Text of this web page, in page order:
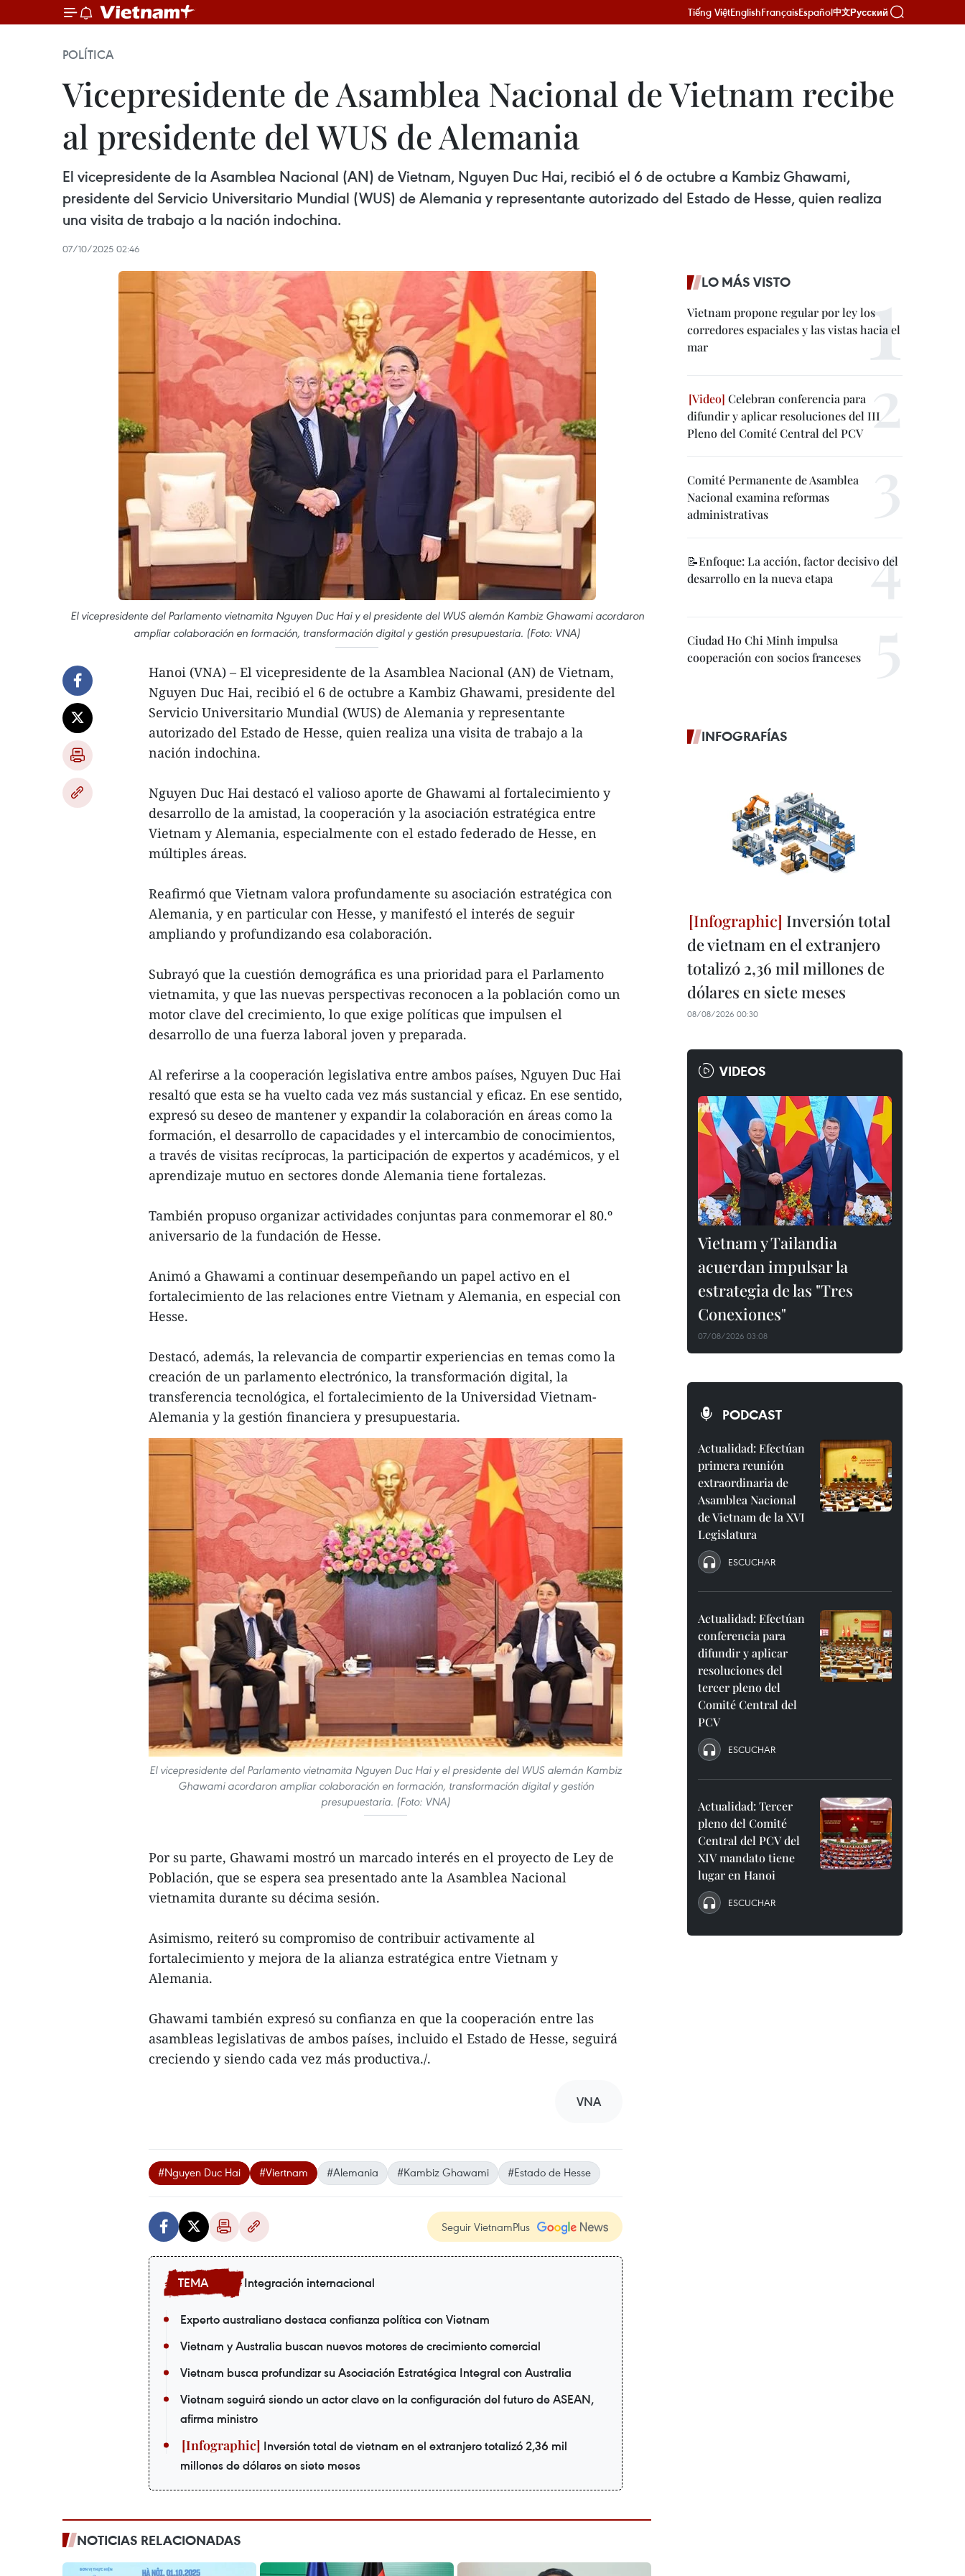
Tiếng ViệtEnglishFrançaisEspañol中文Русский
POLÍTICA
Vicepresidente de Asamblea Nacional de Vietnam recibe
al presidente del WUS de Alemania
El vicepresidente de la Asamblea Nacional (AN) de Vietnam, Nguyen Duc Hai, recibió el 6 de octubre a Kambiz Ghawami,
presidente del Servicio Universitario Mundial (WUS) de Alemania y representante autorizado del Estado de Hesse, quien realiza
una visita de trabajo a la nación indochina.
07/10/2025 02:46
El vicepresidente del Parlamento vietnamita Nguyen Duc Hai y el presidente del WUS alemán Kambiz Ghawami acordaron
ampliar colaboración en formación, transformación digital y gestión presupuestaria. (Foto: VNA)
Hanoi (VNA) – El vicepresidente de la Asamblea Nacional (AN) de Vietnam,
Nguyen Duc Hai, recibió el 6 de octubre a Kambiz Ghawami, presidente del
Servicio Universitario Mundial (WUS) de Alemania y representante
autorizado del Estado de Hesse, quien realiza una visita de trabajo a la
nación indochina.
Nguyen Duc Hai destacó el valioso aporte de Ghawami al fortalecimiento y
desarrollo de la amistad, la cooperación y la asociación estratégica entre
Vietnam y Alemania, especialmente con el estado federado de Hesse, en
múltiples áreas.
Reafirmó que Vietnam valora profundamente su asociación estratégica con
Alemania, y en particular con Hesse, y manifestó el interés de seguir
ampliando y profundizando esa colaboración.
Subrayó que la cuestión demográfica es una prioridad para el Parlamento
vietnamita, y que las nuevas perspectivas reconocen a la población como un
motor clave del crecimiento, lo que exige políticas que impulsen el
desarrollo de una fuerza laboral joven y preparada.
Al referirse a la cooperación legislativa entre ambos países, Nguyen Duc Hai
resaltó que esta se ha vuelto cada vez más sustancial y eficaz. En ese sentido,
expresó su deseo de mantener y expandir la colaboración en áreas como la
formación, el desarrollo de capacidades y el intercambio de conocimientos,
a través de visitas recíprocas, la participación de expertos y académicos, y el
aprendizaje mutuo en sectores donde Alemania tiene fortalezas.
También propuso organizar actividades conjuntas para conmemorar el 80.º
aniversario de la fundación de Hesse.
Animó a Ghawami a continuar desempeñando un papel activo en el
fortalecimiento de las relaciones entre Vietnam y Alemania, en especial con
Hesse.
Destacó, además, la relevancia de compartir experiencias en temas como la
creación de un parlamento electrónico, la transformación digital, la
transferencia tecnológica, el fortalecimiento de la Universidad Vietnam-
Alemania y la gestión financiera y presupuestaria.
El vicepresidente del Parlamento vietnamita Nguyen Duc Hai y el presidente del WUS alemán Kambiz
Ghawami acordaron ampliar colaboración en formación, transformación digital y gestión
presupuestaria. (Foto: VNA)
Por su parte, Ghawami mostró un marcado interés en el proyecto de Ley de
Población, que se espera sea presentado ante la Asamblea Nacional
vietnamita durante su décima sesión.
Asimismo, reiteró su compromiso de contribuir activamente al
fortalecimiento y mejora de la alianza estratégica entre Vietnam y
Alemania.
Ghawami también expresó su confianza en que la cooperación entre las
asambleas legislativas de ambos países, incluido el Estado de Hesse, seguirá
creciendo y siendo cada vez más productiva./.
VNA
#Nguyen Duc Hai #Viertnam #Alemania #Kambiz Ghawami #Estado de Hesse
Seguir VietnamPlus
Integración internacional
Experto australiano destaca confianza política con Vietnam
Vietnam y Australia buscan nuevos motores de crecimiento comercial
Vietnam busca profundizar su Asociación Estratégica Integral con Australia
Vietnam seguirá siendo un actor clave en la configuración del futuro de ASEAN,
afirma ministro
Inversión total de vietnam en el extranjero totalizó 2,36 mil
millones de dólares en siete meses
NOTICIAS RELACIONADAS
LO MÁS VISTO
Vietnam propone regular por ley los
corredores espaciales y las vistas hacia el
mar
Celebran conferencia para
difundir y aplicar resoluciones del III
Pleno del Comité Central del PCV
Comité Permanente de Asamblea
Nacional examina reformas
administrativas
📝Enfoque: La acción, factor decisivo del
desarrollo en la nueva etapa
Ciudad Ho Chi Minh impulsa
cooperación con socios franceses
INFOGRAFÍAS
Inversión total
de vietnam en el extranjero
totalizó 2,36 mil millones de
dólares en siete meses
08/08/2026 00:30
VIDEOS
Vietnam y Tailandia
acuerdan impulsar la
estrategia de las "Tres
Conexiones"
07/08/2026 03:08
PODCAST
Actualidad: Efectúan
primera reunión
extraordinaria de
Asamblea Nacional
de Vietnam de la XVI
Legislatura
ESCUCHAR
Actualidad: Efectúan
conferencia para
difundir y aplicar
resoluciones del
tercer pleno del
Comité Central del
PCV
ESCUCHAR
Actualidad: Tercer
pleno del Comité
Central del PCV del
XIV mandato tiene
lugar en Hanoi
ESCUCHAR